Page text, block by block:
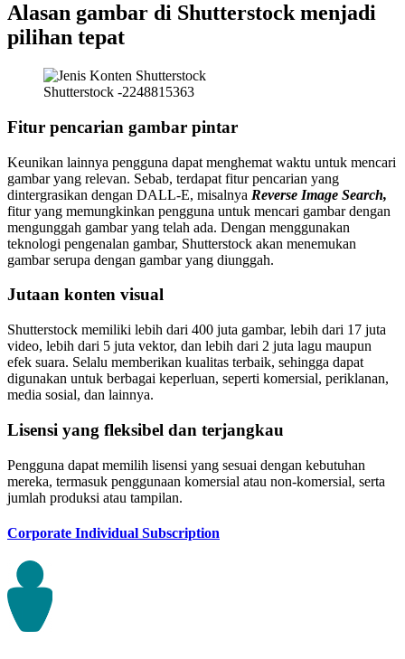
Alasan gambar di Shutterstock menjadi
pilihan tepat
Shutterstock -2248815363
Fitur pencarian gambar pintar
Keunikan lainnya pengguna dapat menghemat waktu untuk mencari
gambar yang relevan. Sebab, terdapat fitur pencarian yang
dintergrasikan dengan DALL-E, misalnya Reverse Image Search,
fitur yang memungkinkan pengguna untuk mencari gambar dengan
mengunggah gambar yang telah ada. Dengan menggunakan
teknologi pengenalan gambar, Shutterstock akan menemukan
gambar serupa dengan gambar yang diunggah.
Jutaan konten visual
Shutterstock memiliki lebih dari 400 juta gambar, lebih dari 17 juta
video, lebih dari 5 juta vektor, dan lebih dari 2 juta lagu maupun
efek suara. Selalu memberikan kualitas terbaik, sehingga dapat
digunakan untuk berbagai keperluan, seperti komersial, periklanan,
media sosial, dan lainnya.
Lisensi yang fleksibel dan terjangkau
Pengguna dapat memilih lisensi yang sesuai dengan kebutuhan
mereka, termasuk penggunaan komersial atau non-komersial, serta
jumlah produksi atau tampilan.
Corporate Individual Subscription